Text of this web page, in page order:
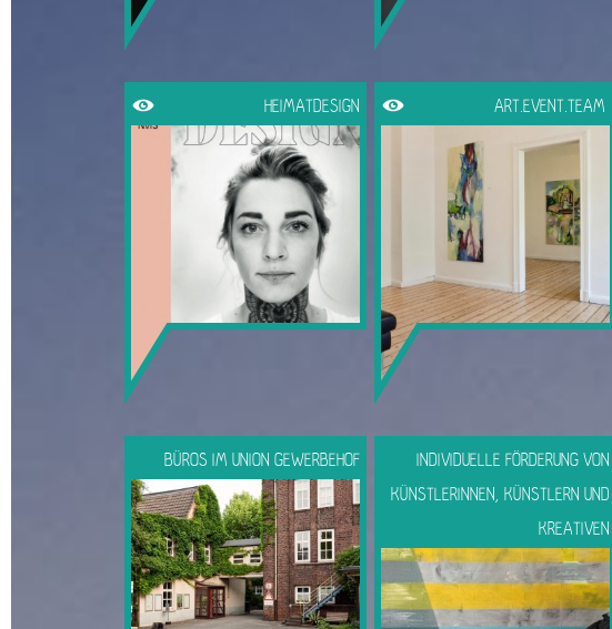
HEIMATDESIGN ART.EVENT.TEAM
BÜROS IM UNION GEWERBEHOF
INDIVIDUELLE FÖRDERUNG VON
KÜNSTLERINNEN, KÜNSTLERN UND
KREATIVEN